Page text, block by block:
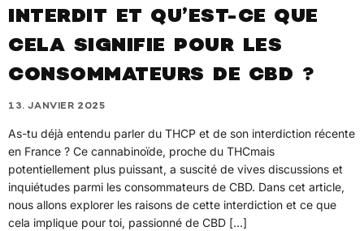
INTERDIT ET QU’EST-CE QUE
CELA SIGNIFIE POUR LES
CONSOMMATEURS DE CBD ?
13. JANVIER 2025
As-tu déjà entendu parler du THCP et de son interdiction récente
en France ? Ce cannabinoïde, proche du THCmais
potentiellement plus puissant, a suscité de vives discussions et
inquiétudes parmi les consommateurs de CBD. Dans cet article,
nous allons explorer les raisons de cette interdiction et ce que
cela implique pour toi, passionné de CBD […]